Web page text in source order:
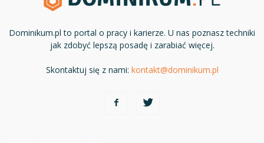
Dominikum.pl to portal o pracy i karierze. U nas poznasz techniki
jak zdobyć lepszą posadę i zarabiać więcej.
Skontaktuj się z nami: kontakt@dominikum.pl